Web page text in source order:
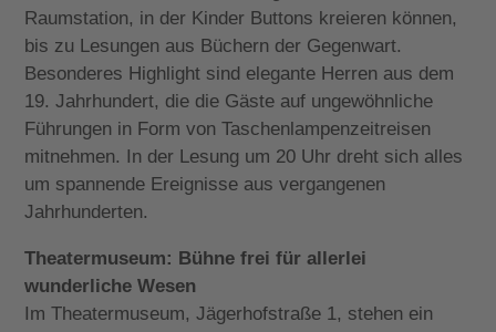
Raumstation, in der Kinder Buttons kreieren können,
bis zu Lesungen aus Büchern der Gegenwart.
Besonderes Highlight sind elegante Herren aus dem
19. Jahrhundert, die die Gäste auf ungewöhnliche
Führungen in Form von Taschenlampenzeitreisen
mitnehmen. In der Lesung um 20 Uhr dreht sich alles
um spannende Ereignisse aus vergangenen
Jahrhunderten.
Theatermuseum: Bühne frei für allerlei
wunderliche Wesen
Im Theatermuseum, Jägerhofstraße 1, stehen ein